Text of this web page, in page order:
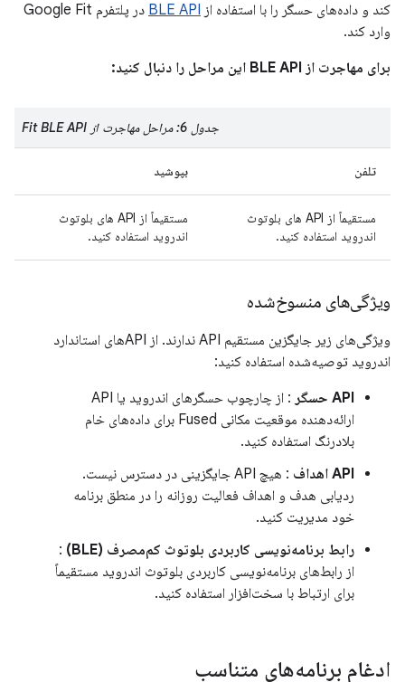
کند و داده‌های حسگر را با استفاده از BLE API
در پلتفرم Google Fit
وارد کند.
برای مهاجرت از BLE API این مراحل را دنبال کنید:
جدول 6: مراحل مهاجرت از Fit BLE API
تلفن بپوشید
مستقیماً از API های بلوتوث
اندروید استفاده کنید.
مستقیماً از API های بلوتوث
اندروید استفاده کنید.
ویژگی‌های منسوخ‌شده
ویژگی‌های زیر جایگزین مستقیم API ندارند. از APIهای استاندارد
اندروید توصیه‌شده استفاده کنید:
API حسگر
: از چارچوب حسگرهای اندروید یا API
ارائه‌دهنده موقعیت مکانی Fused برای داده‌های خام
بلادرنگ استفاده کنید.
API اهداف
: هیچ API جایگزینی در دسترس نیست.
ردیابی هدف و اهداف فعالیت روزانه را در منطق برنامه
خود مدیریت کنید.
رابط برنامه‌نویسی کاربردی بلوتوث کم‌مصرف (BLE)
:
از رابط‌های برنامه‌نویسی کاربردی بلوتوث اندروید مستقیماً
برای ارتباط با سخت‌افزار استفاده کنید.
ادغام برنامه‌های متناسب